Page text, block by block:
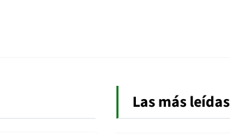
Las más leídas